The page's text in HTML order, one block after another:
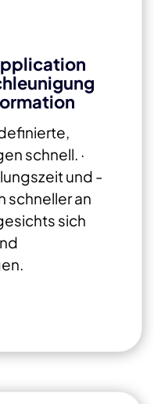
schnell. ·
und -
schneller an
sich